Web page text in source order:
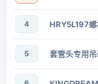
4 HRY5L197
5 套管头专用